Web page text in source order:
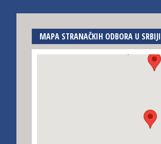
MAPA STRANAČKIH ODBORA U SRBIJI